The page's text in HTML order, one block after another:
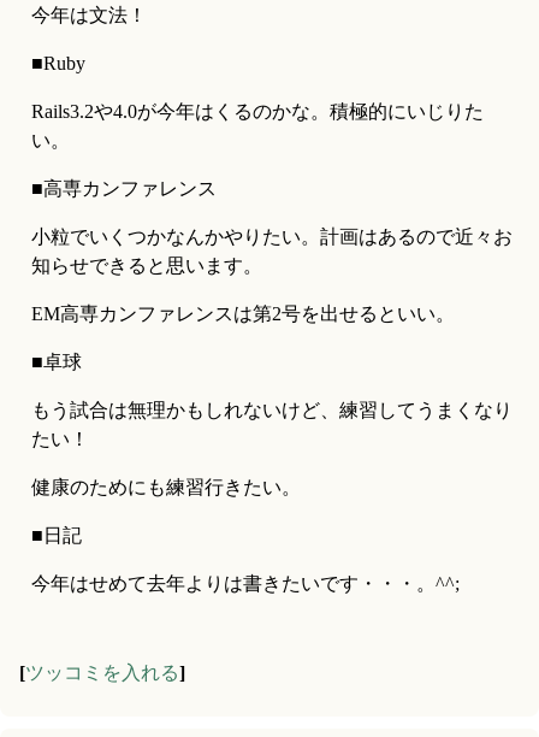
今年は文法！
■Ruby
Rails3.2や4.0が今年はくるのかな。積極的にいじりた
い。
■高専カンファレンス
小粒でいくつかなんかやりたい。計画はあるので近々お
知らせできると思います。
EM高専カンファレンスは第2号を出せるといい。
■卓球
もう試合は無理かもしれないけど、練習してうまくなり
たい！
健康のためにも練習行きたい。
■日記
今年はせめて去年よりは書きたいです・・・。^^;
[ツッコミを入れる]